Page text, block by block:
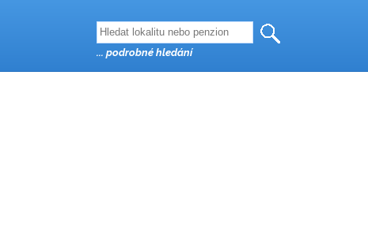
... podrobné hledání